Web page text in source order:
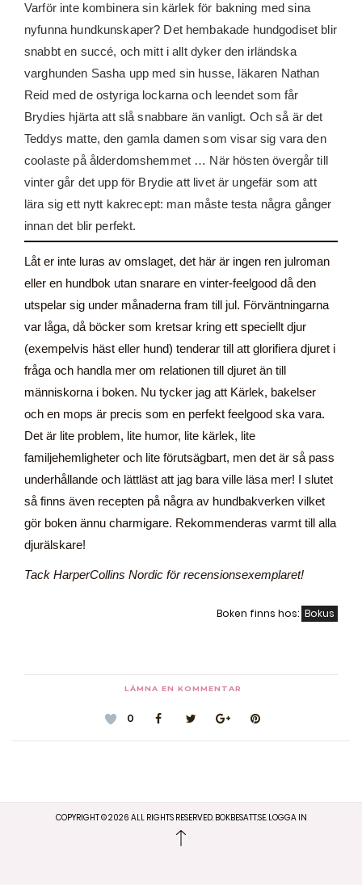
Varför inte kombinera sin kärlek för bakning med sina
nyfunna hundkunskaper? Det hembakade hundgodiset blir
snabbt en succé, och mitt i allt dyker den irländska
varghunden Sasha upp med sin husse, läkaren Nathan
Reid med de ostyriga lockarna och leendet som får
Brydies hjärta att slå snabbare än vanligt. Och så är det
Teddys matte, den gamla damen som visar sig vara den
coolaste på ålderdomshemmet … När hösten övergår till
vinter går det upp för Brydie att livet är ungefär som att
lära sig ett nytt kakrecept: man måste testa några gånger
innan det blir perfekt.
Låt er inte luras av omslaget, det här är ingen ren julroman
eller en hundbok utan snarare en vinter-feelgood då den
utspelar sig under månaderna fram till jul. Förväntningarna
var låga, då böcker som kretsar kring ett speciellt djur
(exempelvis häst eller hund) tenderar till att glorifiera djuret i
fråga och handla mer om relationen till djuret än till
människorna i boken. Nu tycker jag att Kärlek, bakelser
och en mops är precis som en perfekt feelgood ska vara.
Det är lite problem, lite humor, lite kärlek, lite
familjehemligheter och lite förutsägbart, men det är så pass
underhållande och lättläst att jag bara ville läsa mer! I slutet
så finns även recepten på några av hundbakverken vilket
gör boken ännu charmigare. Rekommenderas varmt till alla
djurälskare!
Tack HarperCollins Nordic för recensionsexemplaret!
Boken finns hos: Bokus
LÄMNA EN KOMMENTAR
0
COPYRIGHT ©2026 ALL RIGHTS RESERVED. BOKBESATT.SE. LOGGA IN